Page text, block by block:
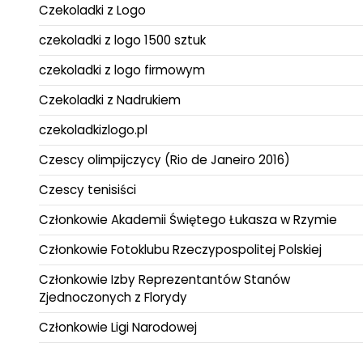
Czekoladki z Logo
czekoladki z logo 1500 sztuk
czekoladki z logo firmowym
Czekoladki z Nadrukiem
czekoladkizlogo.pl
Czescy olimpijczycy (Rio de Janeiro 2016)
Czescy tenisiści
Członkowie Akademii Świętego Łukasza w Rzymie
Członkowie Fotoklubu Rzeczypospolitej Polskiej
Członkowie Izby Reprezentantów Stanów
Zjednoczonych z Florydy
Członkowie Ligi Narodowej